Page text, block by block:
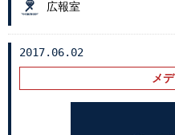
広報室
2017.06.02
メ